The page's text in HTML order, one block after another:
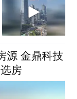
源 金鼎科技
房